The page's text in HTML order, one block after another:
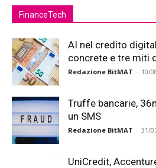
FinanceTech
AI nel credito
concrete e tre miti
Redazione BitMAT - 10/
Truffe bancarie,
un SMS
Redazione BitMAT - 31/
UniCredit,